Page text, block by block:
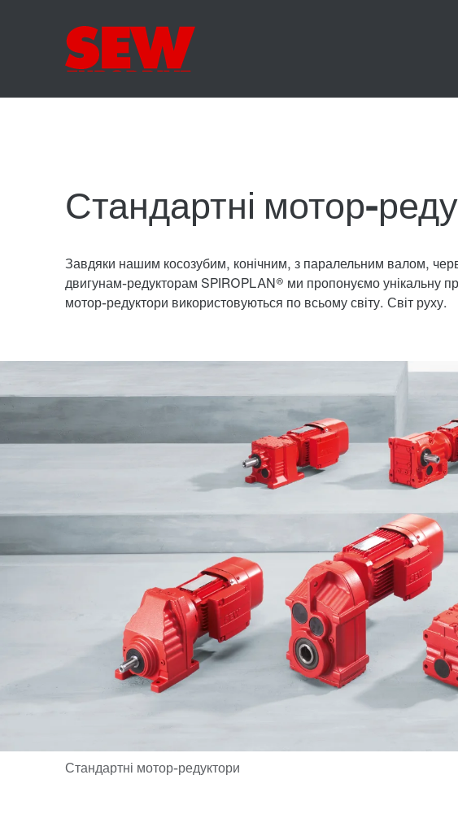
Стандартні мотор-
Завдяки нашим косозубим, конічним, з паралельним валом,
двигунам-редукторам SPIROPLAN® ми пропонуємо унікальну
мотор-редуктори використовуються по всьому світу. Світ руху.